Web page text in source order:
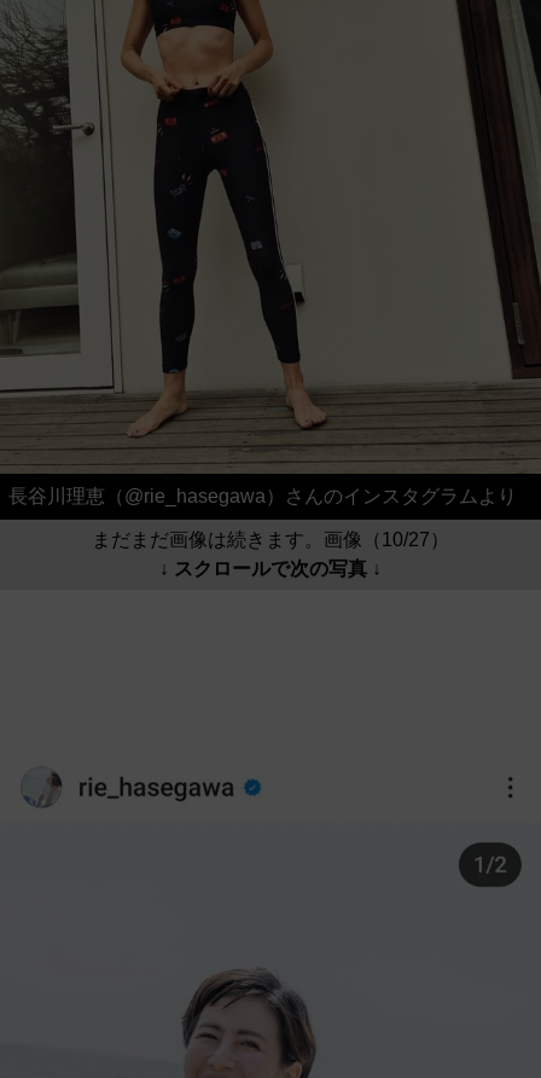
長谷川理恵（@rie_hasegawa）さんのインスタグラムより
まだまだ画像は続きます。画像（10/27）
↓ スクロールで次の写真 ↓